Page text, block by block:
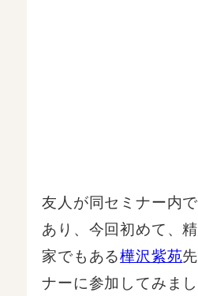
友人が同セミナー内
あり、今回初めて、
家でもある樺沢紫苑
ナーに参加してみま